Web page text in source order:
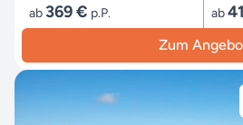
ab 369 € p.P.
ab
Zum